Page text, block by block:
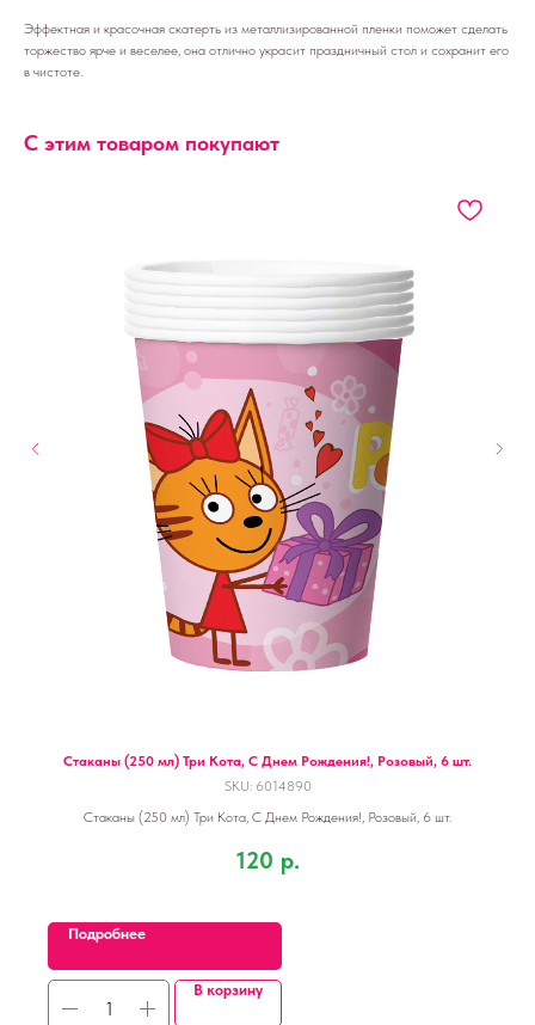
Эффектная и красочная скатерть из металлизированной пленки поможет сделать
торжество ярче и веселее, она отлично украсит праздничный стол и сохранит его
в чистоте.
С этим товаром покупают
Стаканы (250 мл) Три Кота, С Днем Рождения!, Розовый, 6 шт.
SKU: 6014890
Стаканы (250 мл) Три Кота, С Днем Рождения!, Розовый, 6 шт.
120 р.
Подробнее
В корзину